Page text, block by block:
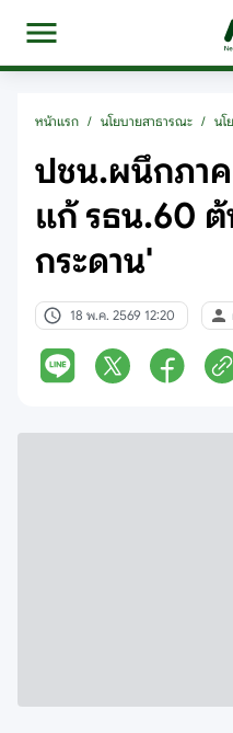
หน้าแรก / นโยบายสาธารณะ / นโ
ปชน.ผนึกภาค
แก้ รธน.60
กระดาน'
18 พ.ค. 2569 12:20